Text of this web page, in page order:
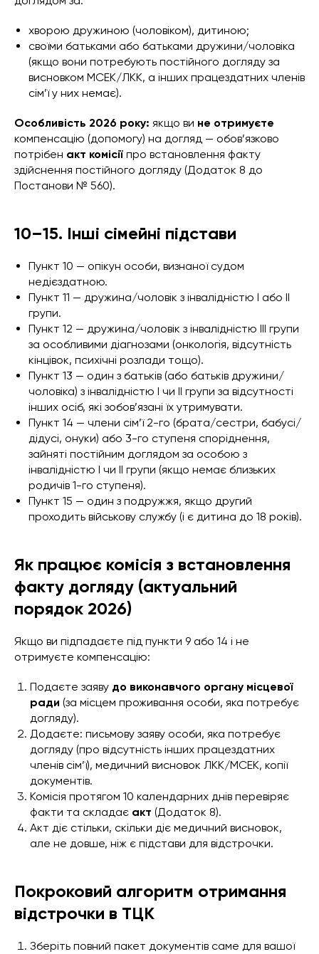
хворою дружиною (чоловіком), дитиною;
своїми батьками або батьками дружини/чоловіка
(якщо вони потребують постійного догляду за
висновком МСЕК/ЛКК, а інших працездатних членів
сім’ї у них немає).
Особливість 2026 року: якщо ви не отримуєте
компенсацію (допомогу) на догляд — обов’язково
потрібен акт комісії про встановлення факту
здійснення постійного догляду (Додаток 8 до
Постанови № 560).
10–15. Інші сімейні підстави
Пункт 10 — опікун особи, визнаної судом
недієздатною.
Пункт 11 — дружина/чоловік з інвалідністю І або ІІ
групи.
Пункт 12 — дружина/чоловік з інвалідністю ІІІ групи
за особливими діагнозами (онкологія, відсутність
кінцівок, психічні розлади тощо).
Пункт 13 — один з батьків (або батьків дружини/
чоловіка) з інвалідністю І чи ІІ групи за відсутності
інших осіб, які зобов’язані їх утримувати.
Пункт 14 — члени сім’ї 2-го (брата/сестри, бабусі/
дідусі, онуки) або 3-го ступеня споріднення,
зайняті постійним доглядом за особою з
інвалідністю І чи ІІ групи (якщо немає близьких
родичів 1-го ступеня).
Пункт 15 — один з подружжя, якщо другий
проходить військову службу (і є дитина до 18 років).
Як працює комісія з встановлення
факту догляду (актуальний
порядок 2026)
Якщо ви підпадаєте під пункти 9 або 14 і не
отримуєте компенсацію:
Подаєте заяву до виконавчого органу місцевої
ради (за місцем проживання особи, яка потребує
догляду).
Додаєте: письмову заяву особи, яка потребує
догляду (про відсутність інших працездатних
членів сім’ї), медичний висновок ЛКК/МСЕК, копії
документів.
Комісія протягом 10 календарних днів перевіряє
факти та складає акт (Додаток 8).
Акт діє стільки, скільки діє медичний висновок,
але не довше, ніж є підстави для відстрочки.
Покроковий алгоритм отримання
відстрочки в ТЦК
Зберіть повний пакет документів саме для вашої